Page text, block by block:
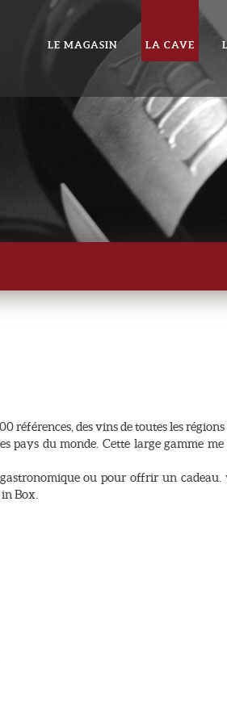
LE MAGASIN LA CAVE
références, des vins de toutes les
pays du monde. Cette large gamme
ou pour offrir un cadeau.
Box.